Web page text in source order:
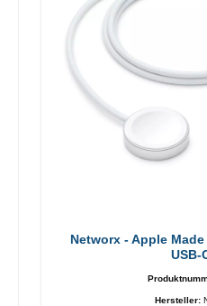
Networx - Apple
USB-
Hersteller: